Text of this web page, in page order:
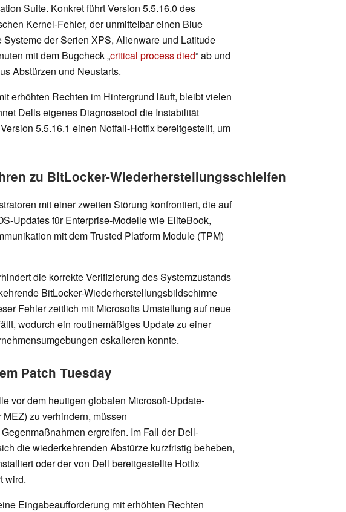
Suite. Konkret führt Version 5.5.16.0 des
Kernel-Fehler, der unmittelbar einen Blue
der Serien XPS, Alienware und Latitude
mit dem Bugcheck „critical process died“ ab und
Abstürzen und Neustarts.
erhöhten Rechten im Hintergrund läuft, bleibt vielen
Dells eigenes Diagnosetool die Instabilität
5.5.16.1 einen Notfall-Hotfix bereitgestellt, um
zu BitLocker-Wiederherstellungsschleifen
mit einer zweiten Störung konfrontiert, die auf
Updates für Enterprise-Modelle wie EliteBook,
mit dem Trusted Platform Module (TPM)
die korrekte Verifizierung des Systemzustands
BitLocker-Wiederherstellungsbildschirme
Fehler zeitlich mit Microsofts Umstellung auf neue
wodurch ein routinemäßiges Update zu einer
eskalieren konnte.
Patch Tuesday
vor dem heutigen globalen Microsoft-Update-
zu verhindern, müssen
ergreifen. Im Fall der Dell-
die wiederkehrenden Abstürze kurzfristig beheben,
oder der von Dell bereitgestellte Hotfix
wird.
Eingabeaufforderung mit erhöhten Rechten